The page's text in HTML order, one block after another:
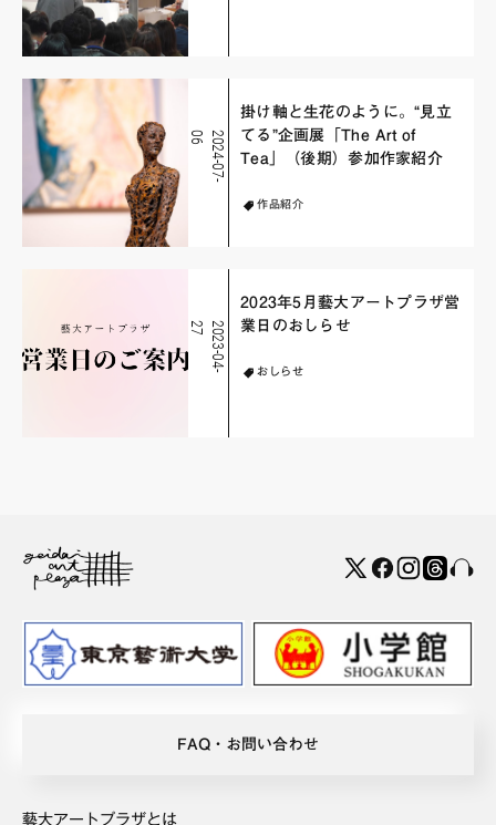
2
0
2
4
-
0
7
-
0
6
掛け軸と生花のように。“見立
てる”企画展「The Art of
Tea」（後期）参加作家紹介
作品紹介
2
0
2
3
-
0
4
-
2
7
2023年5月藝大アートプラザ営
業日のおしらせ
おしらせ
FAQ・お問い合わせ
藝大アートプラザとは